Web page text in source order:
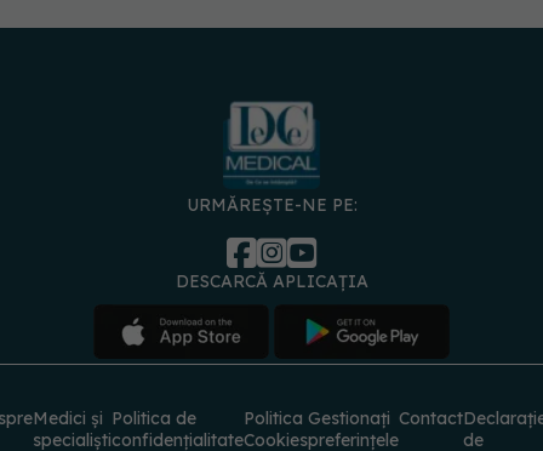
URMĂREȘTE-NE PE:
DESCARCĂ APLICAȚIA
Medici și
specialiști
Politica de
confidențialitate
Politica
Cookies
Gestionați
preferințele
Contact
de